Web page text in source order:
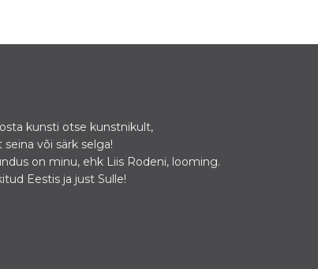
kunsti otse kunstnikult,
või särk selga!
on minu, ehk Liis Rodeni, looming.
Eestis ja just Sulle!